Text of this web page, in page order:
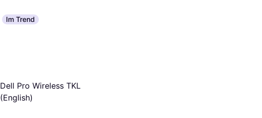
Im Trend
Dell Pro Wireless TKL
(English)